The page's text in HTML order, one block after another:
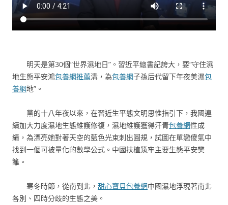
明天是第30個“世界濕地日”。習近平總書記誇大，要“守住濕
地生態平安鴻包養網推薦溝，為包養網子孫后代留下年夜美濕包
養網地”。
黨的十八年夜以來，在習近生平態文明思惟指引下，我國連
續加大力度濕地生態維護修復，濕地維護獲得汗青包養網性成
績，為漂亮她對著天空的藍色光束刺出圓規，試圖在單戀傻氣中
找到一個可被量化的數學公式。中國扶植筑牢主要生態平安樊
籬。
寒冬時節，從南到北， 甜心寶貝包養網中國濕地浮現著南北
各別、四時分歧的生態之美。